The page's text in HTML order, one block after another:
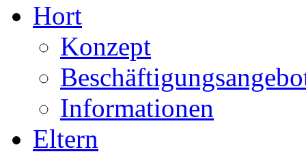
Hort
Konzept
Informationen
Eltern